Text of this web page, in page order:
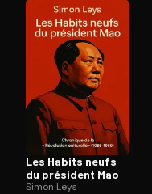
Ouvre
Les Habits neufs
du président Mao
Simon Leys